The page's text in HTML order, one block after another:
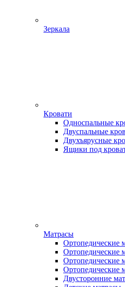
Зеркала
Кровати
Односпальные
Двуспальные
Двухъярусные
Ящики под
Матрасы
Ортопедические
Ортопедические
Ортопедические
Ортопедические
Двусторонние